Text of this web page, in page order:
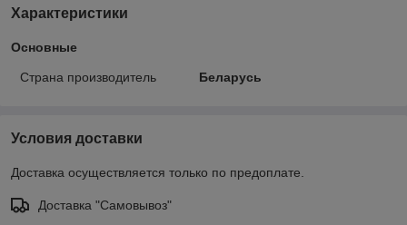
Характеристики
Основные
Страна производитель Беларусь
Условия доставки
Доставка осуществляется только по предоплате.
Доставка "Самовывоз"